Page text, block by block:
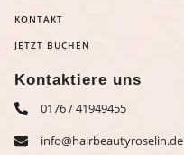
KONTAKT
JETZT BUCHEN
Kontaktiere uns
0176 / 41949455
info@hairbeautyroselin.de